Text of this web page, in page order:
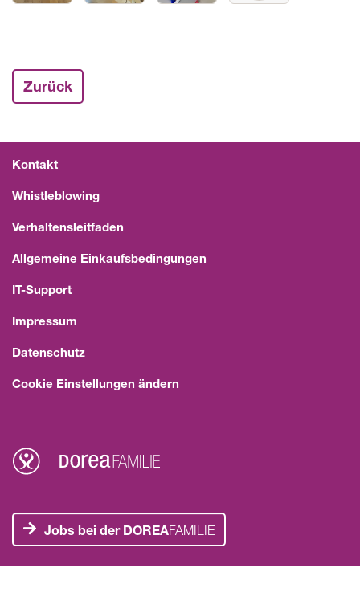
Zurück
Kontakt
Whistleblowing
Verhaltensleitfaden
Allgemeine Einkaufsbedingungen
IT-Support
Impressum
Datenschutz
Cookie Einstellungen ändern
Jobs bei der DOREAFAMILIE